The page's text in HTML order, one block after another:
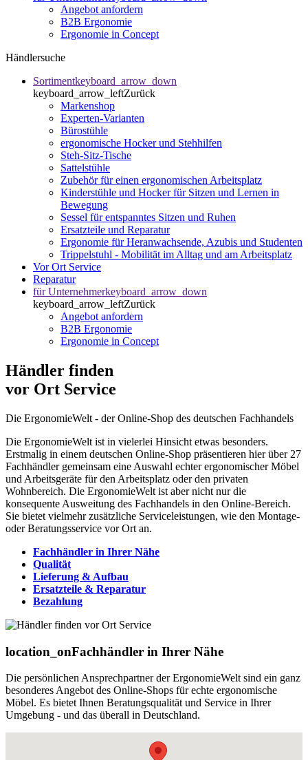
Angebot anfordern
B2B Ergonomie
Ergonomie in Concept
Händlersuche
Sortimentkeyboard_arrow_down
keyboard_arrow_leftZurück
Markenshop
Experten-Varianten
Bürostühle
ergonomische Hocker und Stehhilfen
Steh-Sitz-Tische
Sattelstühle
Zubehör für einen ergonomischen Arbeitsplatz
Kinderstühle und Hocker für Sitzen und Lernen in
Bewegung
Sessel für entspanntes Sitzen und Ruhen
Ersatzteile und Reparatur
Ergonomie für Heranwachsende, Azubis und Studenten
Trippelstuhl - Mobilität im Alltag und am Arbeitsplatz
Vor Ort Service
Reparatur
für Unternehmerkeyboard_arrow_down
keyboard_arrow_leftZurück
Angebot anfordern
B2B Ergonomie
Ergonomie in Concept
Händler finden
vor Ort Service
Die ErgonomieWelt - der Online-Shop des deutschen Fachhandels
Die ErgonomieWelt ist in vielerlei Hinsicht etwas besonders.
Erstmalig in einem deutschen Online-Shop präsentieren hier über 27
Fachhändler gemeinsam eine Auswahl echter ergonomischer Möbel
und Arbeitsgeräte für den Arbeitsplatz oder den privaten
Wohnbereich. Die ErgonomieWelt ist aber nicht nur die
konsequente Ausweitung des Fachhandels in den Online-Bereich.
Sie bietet vielmehr zusätzliche Serviceleistungen, wie den Montage-
oder Beratungsservice vor Ort an.
Fachhändler in Ihrer Nähe
Qualität
Lieferung & Aufbau
Ersatzteile & Reparatur
Bezahlung
location_onFachhändler in Ihrer Nähe
Die persönlichen Ansprechpartner der ErgonomieWelt sind ein ganz
besonderes Angebot des Online-Shops für echte ergonomische
Möbel. Es bietet Ihnen Beratungsqualität und Service in Ihrer
Umgebung - und das überall in Deutschland.